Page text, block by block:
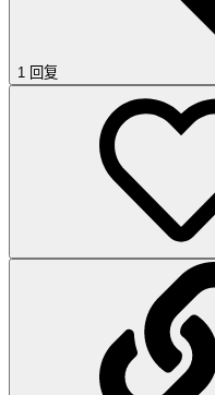
1 回复